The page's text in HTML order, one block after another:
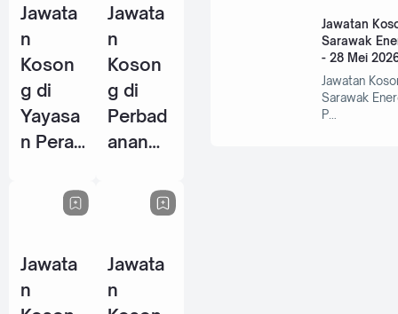
2026
Excelle
nce
(SCOP
E) - 15
Jun
2026
Jawata
n
Koson
g di
Yayasa
n Perak
Jawata
n
Koson
g di
Perbad
anan
Selang
or - 5
2026
Jawata
n
Jawata
n
Jawatan
Sarawak
- 28 Mei
Jawatan
Sarawak
P…